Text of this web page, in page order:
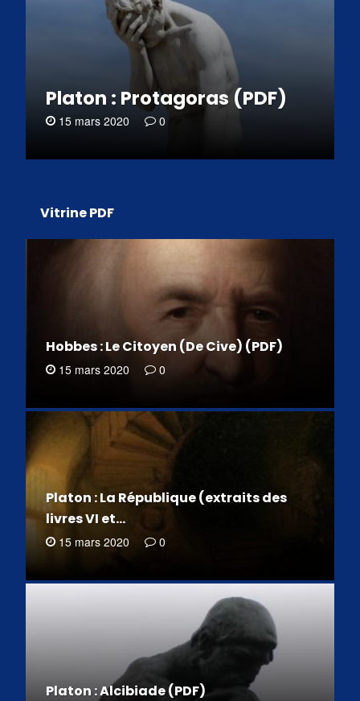
Platon : Protagoras (PDF)
15 mars 2020 0
Vitrine PDF
Hobbes : Le Citoyen (De Cive) (PDF)
15 mars 2020 0
Platon : La République (extraits des
livres VI et…
15 mars 2020 0
Platon : Alcibiade (PDF)